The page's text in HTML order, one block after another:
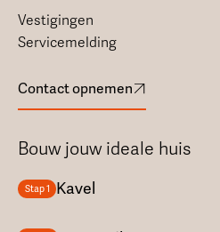
Vestigingen
Servicemelding
Contact opnemen
Bouw jouw ideale huis
Stap 1 Kavel